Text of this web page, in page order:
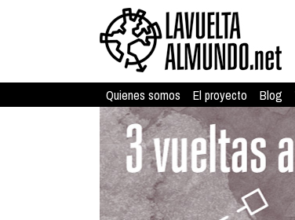
Quienes somos El proyecto Blog